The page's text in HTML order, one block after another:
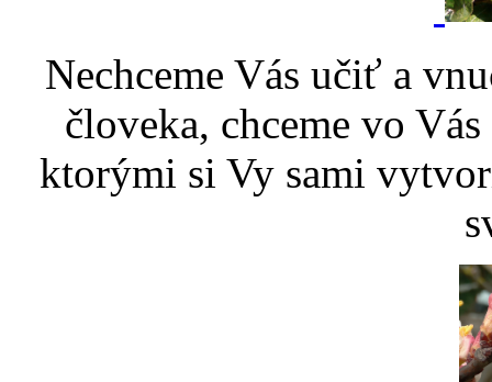
Nechceme Vás učiť a
človeka, chceme vo
ktorými si Vy sami